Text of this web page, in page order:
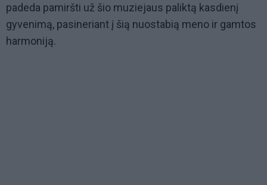
padeda pamiršti už šio muziejaus paliktą kasdienį
gyvenimą, pasineriant į šią nuostabią meno ir gamtos
harmoniją.